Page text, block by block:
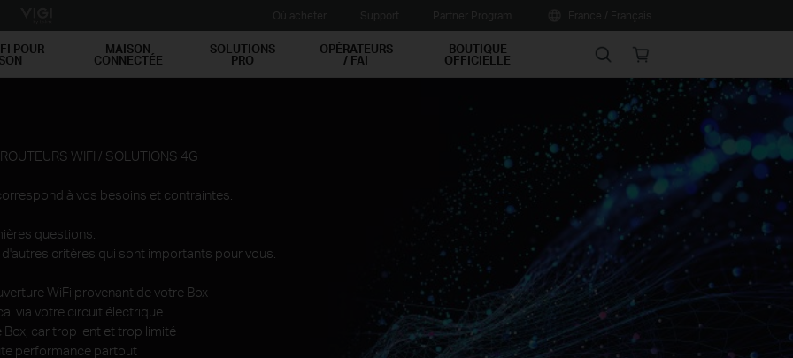
POUR MAISON
CONNECTÉE
SOLUTIONS
PRO
OPÉRATEURS
/ FAI
BOUTIQUE
OFFICIELLE Search
Online
WIFI / SOLUTIONS 4G
à vos besoins et contraintes.
questions.
critères qui sont importants pour vous.
WiFi provenant de votre Box
via votre circuit électrique
Box, car trop lent et trop limité
performance partout